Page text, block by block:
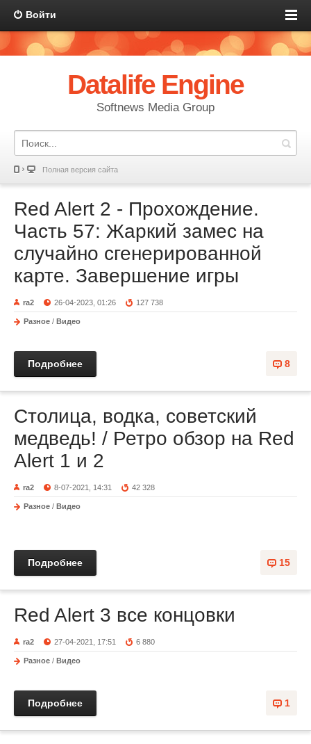
Войти
Datalife Engine
Softnews Media Group
Полная версия сайта
Red Alert 2 - Прохождение.
Часть 57: Жаркий замес на
случайно сгенерированной
карте. Завершение игры
ra2 26-04-2023, 01:26 127 738
Разное / Видео
8
Подробнее
Столица, водка, советский
медведь! / Ретро обзор на Red
Alert 1 и 2
ra2 8-07-2021, 14:31 42 328
Разное / Видео
15
Подробнее
Red Alert 3 все концовки
ra2 27-04-2021, 17:51 6 880
Разное / Видео
1
Подробнее